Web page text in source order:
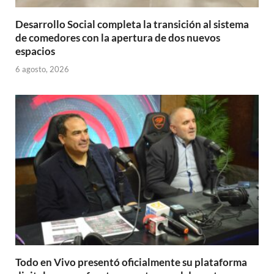
Desarrollo Social completa la transición al sistema
de comedores con la apertura de dos nuevos
espacios
6 agosto, 2026
Todo en Vivo presentó oficialmente su plataforma